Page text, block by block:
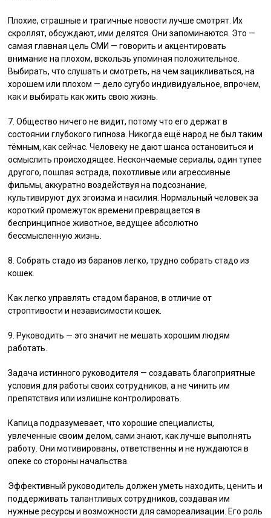
Плохие, страшные и трагичные новости лучше смотрят. Их
скроллят, обсуждают, ими делятся. Они запоминаются. Это —
самая главная цель СМИ — говорить и акцентировать
внимание на плохом, вскользь упоминая положительное.
Выбирать, что слушать и смотреть, на чем зацикливаться, на
хорошем или плохом — дело сугубо индивидуальное, впрочем,
как и выбирать как жить свою жизнь.
7. Общество ничего не видит, потому что его держат в
состоянии глубокого гипноза. Никогда ещё народ не был таким
тёмным, как сейчас. Человеку не дают шанса остановиться и
осмыслить происходящее. Нескончаемые сериалы, один тупее
другого, пошлая эстрада, похотливые или агрессивные
фильмы, аккуратно воздействуя на подсознание,
культивируют дух эгоизма и насилия. Нормальный человек за
короткий промежуток времени превращается в
беспринципное животное, ведущее абсолютно
бессмысленную жизнь.
8. Собрать стадо из баранов легко, трудно собрать стадо из
кошек.
Как легко управлять стадом баранов, в отличие от
строптивости и независимости кошек.
9. Руководить — это значит не мешать хорошим людям
работать.
Задача истинного руководителя — создавать благоприятные
условия для работы своих сотрудников, а не чинить им
препятствия или излишне контролировать.
Капица подразумевает, что хорошие специалисты,
увлеченные своим делом, сами знают, как лучше выполнять
работу. Они мотивированы, ответственны и не нуждаются в
опеке со стороны начальства.
Эффективный руководитель должен уметь находить, ценить и
поддерживать талантливых сотрудников, создавая им
нужные ресурсы и возможности для самореализации. Его роль